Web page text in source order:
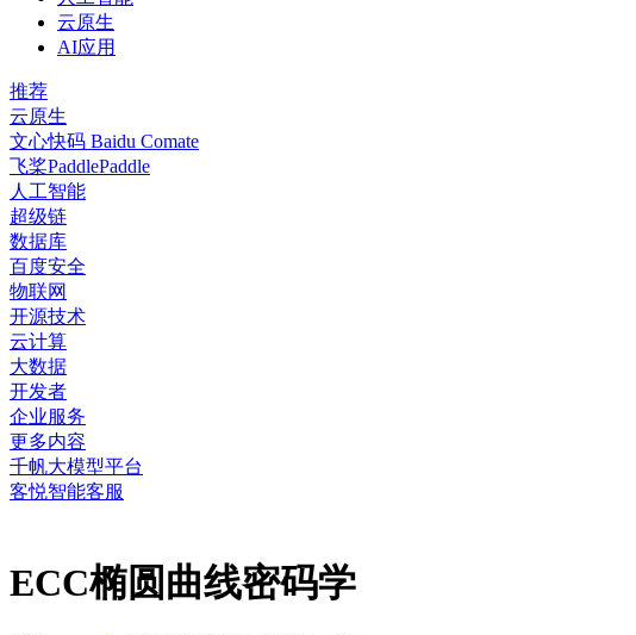
云原生
AI应用
推荐
云原生
文心快码 Baidu Comate
飞桨PaddlePaddle
人工智能
超级链
数据库
百度安全
物联网
开源技术
云计算
大数据
开发者
企业服务
更多内容
千帆大模型平台
客悦智能客服
ECC椭圆曲线密码学